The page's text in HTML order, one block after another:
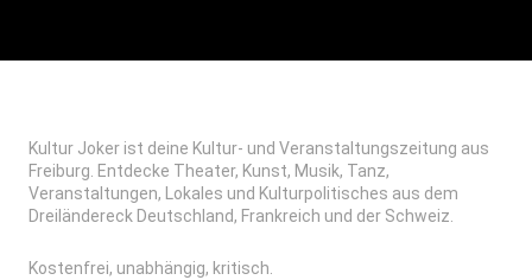
Kultur Joker ist deine Kultur- und Veranstaltungszeitung aus
Freiburg. Entdecke Theater, Kunst, Musik, Tanz,
Veranstaltungen, Lokales und Kulturpolitisches aus dem
Dreiländereck Deutschland, Frankreich und der Schweiz.
Kostenfrei, unabhängig, kritisch.